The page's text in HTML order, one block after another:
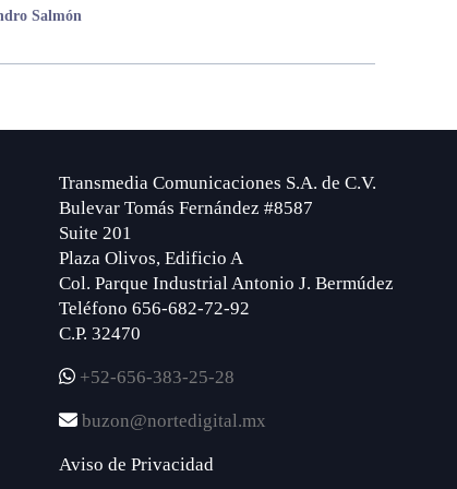
Salmón
Transmedia Comunicaciones S.A. de C.V.
Bulevar Tomás Fernández #8587
Suite 201
Plaza Olivos, Edificio A
Col. Parque Industrial Antonio J. Bermúdez
Teléfono 656-682-72-92
C.P. 32470
+52-656-383-25-28
buzon@nortedigital.mx
Aviso de Privacidad